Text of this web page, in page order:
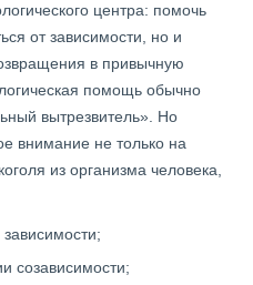
центра: помочь
от зависимости, но и
в привычную
помощь обычно
вытрезвитель». Но
внимание не только на
из организма человека,
созависимости;